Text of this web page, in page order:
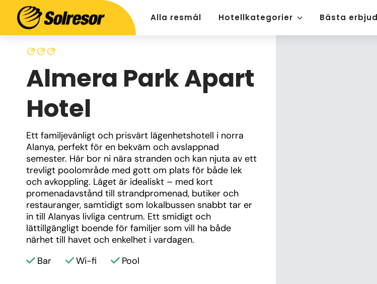
Alla resmål Hotellkategorier Bästa
Almera Park Apart
Hotel
Ett familjevänligt och prisvärt lägenhetshotell i norra
Alanya, perfekt för en bekväm och avslappnad
semester. Här bor ni nära stranden och kan njuta av ett
trevligt poolområde med gott om plats för både lek
och avkoppling. Läget är idealiskt – med kort
promenadavstånd till strandpromenad, butiker och
restauranger, samtidigt som lokalbussen snabbt tar er
in till Alanyas livliga centrum. Ett smidigt och
lättillgängligt boende för familjer som vill ha både
närhet till havet och enkelhet i vardagen.
Bar
Wi-fi Pool